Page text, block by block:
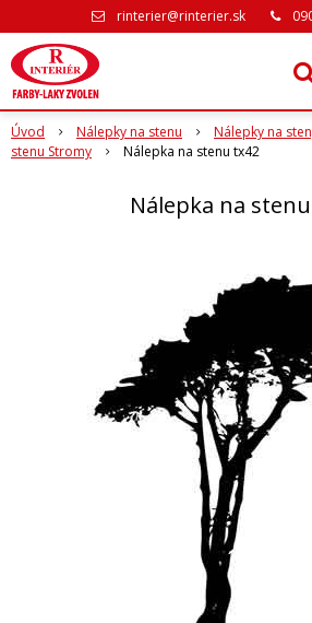
rinterier@rinterier.sk
Úvod Nálepky na stenu Nálepky na
stenu Stromy
Nálepka na stenu tx42
Nálepka na